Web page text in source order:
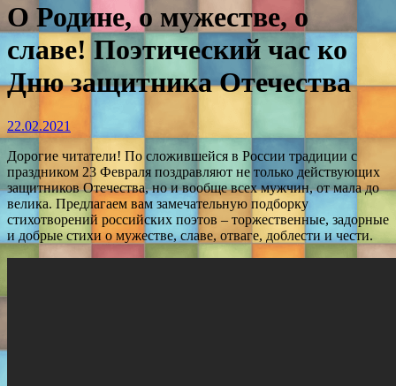
О Родине, о мужестве, о
славе! Поэтический час ко
Дню защитника Отечества
22.02.2021
Дорогие читатели! По сложившейся в России традиции с
праздником 23 Февраля поздравляют не только действующих
защитников Отечества, но и вообще всех мужчин, от мала до
велика. Предлагаем вам замечательную подборку
стихотворений российских поэтов – торжественные, задорные
и добрые стихи о мужестве, славе, отваге, доблести и чести.